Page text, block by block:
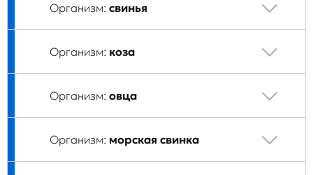
Организм: свинья
Организм: коза
Организм: овца
Организм: морская свинка